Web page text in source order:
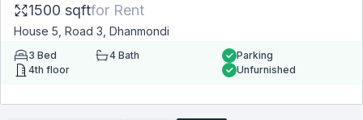
1500 sqftfor Rent
House 5, Road 3, Dhanmondi
3 Bed 4 Bath
4th floor
Parking
Unfurnished